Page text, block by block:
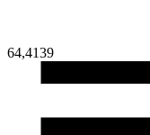
64,4139